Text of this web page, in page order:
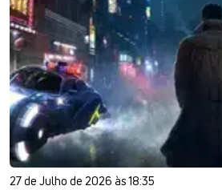
27 de Julho de 2026 às 18:35